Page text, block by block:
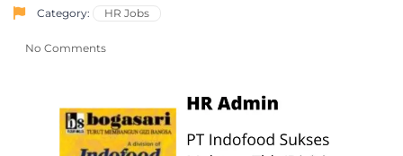
Category: HR Jobs
No Comments